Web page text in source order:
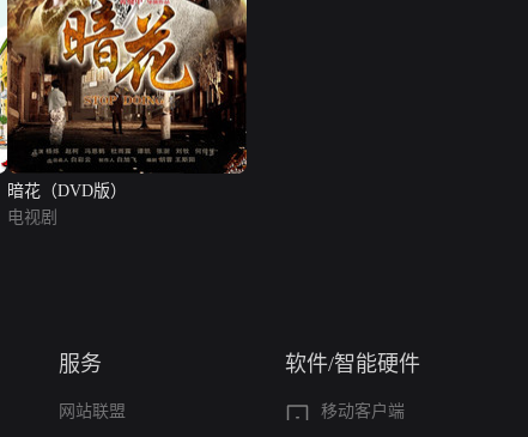
暗花（DVD版）
电视剧
服务
网站联盟
软件/智能硬件
移动客户端